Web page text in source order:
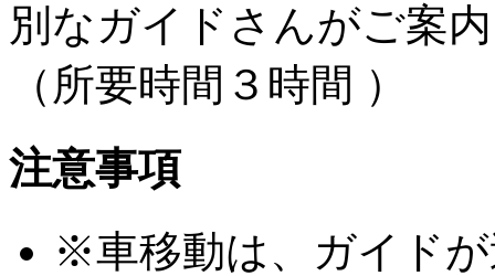
別なガイドさんがご案
（所要時間３時間 ）
注意事項
※車移動は、ガイド